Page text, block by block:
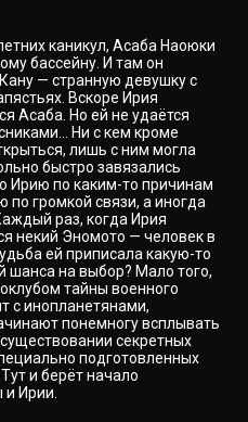
каникул, Асаба Наоюки
бассейну. И там он
— странную девушку с
Вскоре Ирия
Асаба. Но ей не удаётся
Ни с кем кроме
лишь с ним могла
быстро завязались
Ирию по каким-то причинам
по громкой связи, а иногда
раз, когда Ирия
некий Эномото — человек в
ей приписала какую-то
шанса на выбор? Мало того,
тайны военного
с инопланетянами,
понемногу всплывать
секретных
подготовленных
и берёт начало
Ирии.